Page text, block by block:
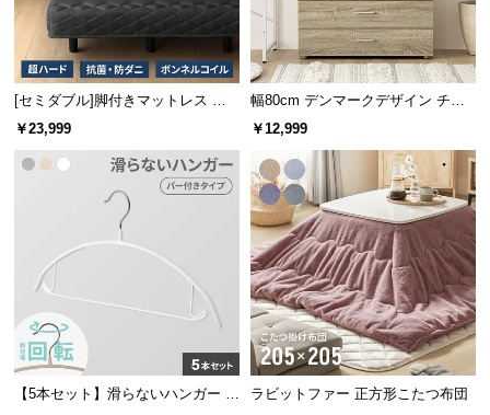
幅118cm
デンマー
ク デザイ
ン テレビ
ボード
¥19,99
8
幅110cm
デンマー
クデザイ
ン ワーク
デスク
¥14,99
9
幅120cm
デンマー
ク デザイ
ン ワーク
デスク
¥19,99
8
幅130cm
デンマー
ク デザイ
ン ワーク
デスク
¥17,99
9
幅65cm
デンマー
ク デザイ
ン ワーク
デスク
¥10,99
8
ン] デン
ッドフレ
ーム 木目
調
¥29,99
デンマー
ク デザイ
ン マルチ
キャビネ
¥26,99
幅147cm
デンマー
ク デザイ
ン マルチ
チェスト
¥26,99
幅99cm
デンマー
ク デザイ
ン マルチ
チェスト
¥19,99
9
[セミダブル]脚付きマットレス ボ
ンネルコイル ハードタイプ
￥23,999
幅80cm デンマークデザイン チェ
スト
￥12,999
【5本セット】滑らないハンガー バ
ラビットファー 正方形こたつ布団